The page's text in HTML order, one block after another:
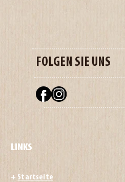
FOLGEN SIE UNS
LINKS
+ Startseite